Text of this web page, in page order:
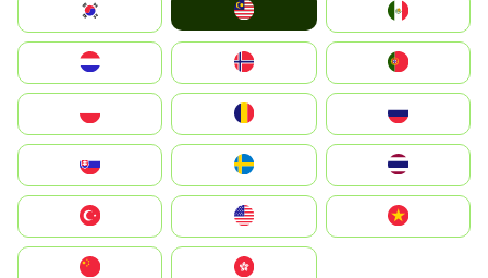
South Korea
United States
中國香港特別行政區